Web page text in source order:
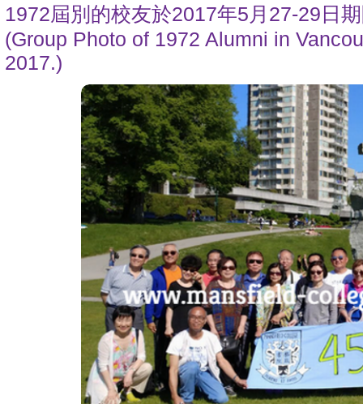
1972屆別的校友於2017年5月27-29日
(Group Photo of 1972 Alumni in
2017.)